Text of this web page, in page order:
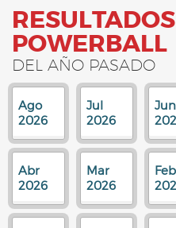
POWERBALL
DEL AÑO PASADO
Ago
2026
Jul
2026
Jun
Abr
2026
Mar
2026
Feb